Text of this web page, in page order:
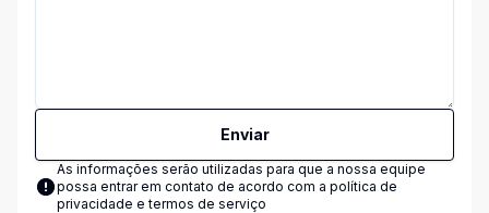
Enviar
As informações serão utilizadas para que a nossa equipe
possa entrar em contato de acordo com a política de
privacidade e termos de serviço